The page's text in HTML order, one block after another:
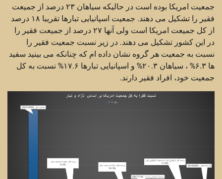
جمعیت امریکا بوده است در حالیکه سیاهان ۲۳ درصد از جمیعت
فقیر را تشکیل می دهند. جمعیت اسپانیایی تبارها تقریبا ۱۸ درصد
از کل جمیعت امریکا است ولی آنها ۲۷ درصد از جمیعت فقیر را
در این کشور تشکیل می دهند. در زیر نسبت جمعیت فقیر را
نسبت به جمعیت هر گروه نشان داده ام که چنانکه می بینید سفید
ها ۶.۳% ، سیاهان ۲۰.۳% و اسپانیایی تبارها ۱۷.۶% نسبت به کل
جمعیت خود، افراد فقیر دارند.